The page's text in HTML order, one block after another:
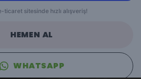
HEMEN AL
WHATSAPP